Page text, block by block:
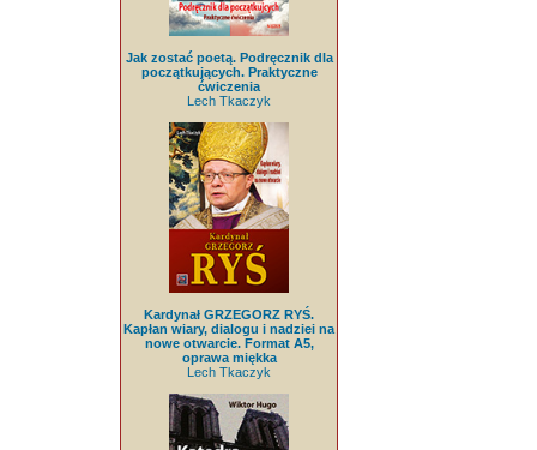
Jak zostać poetą. Podręcznik dla
początkujących. Praktyczne
ćwiczenia
Lech Tkaczyk
Kardynał GRZEGORZ RYŚ.
Kapłan wiary, dialogu i nadziei na
nowe otwarcie. Format A5,
oprawa miękka
Lech Tkaczyk